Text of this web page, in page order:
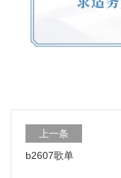
上一条
b2607歌单